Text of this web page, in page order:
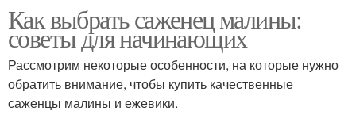
Как выбрать саженец малины:
советы для начинающих
Рассмотрим некоторые особенности, на которые нужно
обратить внимание, чтобы купить качественные
саженцы малины и ежевики.